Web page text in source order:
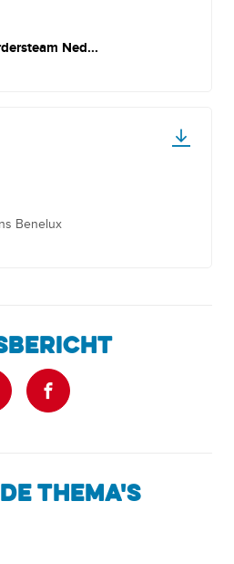
Ned...
Benelux
THEMA'S